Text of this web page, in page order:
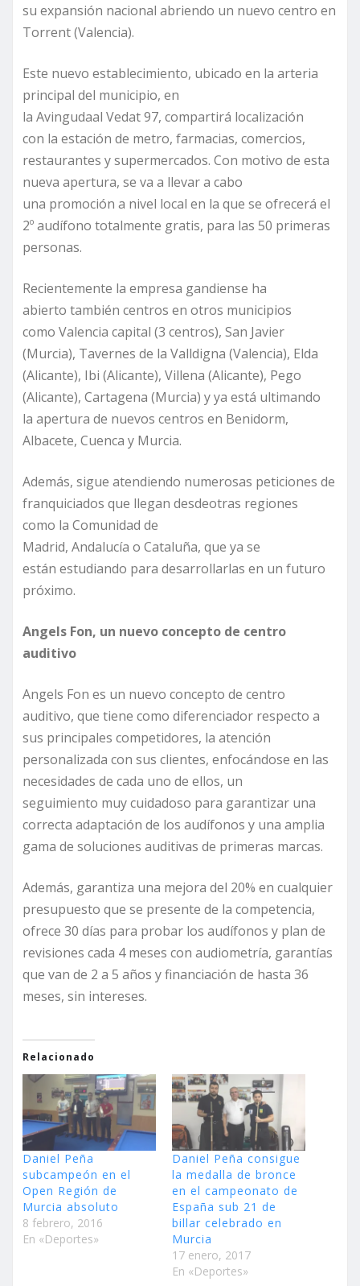
su expansión nacional abriendo un nuevo centro en
Torrent (Valencia).
Este nuevo establecimiento, ubicado en la arteria
principal del municipio, en
la Avingudaal Vedat 97, compartirá localización
con la estación de metro, farmacias, comercios,
restaurantes y supermercados. Con motivo de esta
nueva apertura, se va a llevar a cabo
una promoción a nivel local en la que se ofrecerá el
2º audífono totalmente gratis, para las 50 primeras
personas.
Recientemente la empresa gandiense ha
abierto también centros en otros municipios
como Valencia capital (3 centros), San Javier
(Murcia), Tavernes de la Valldigna (Valencia), Elda
(Alicante), Ibi (Alicante), Villena (Alicante), Pego
(Alicante), Cartagena (Murcia) y ya está ultimando
la apertura de nuevos centros en Benidorm,
Albacete, Cuenca y Murcia.
Además, sigue atendiendo numerosas peticiones de
franquiciados que llegan desdeotras regiones
como la Comunidad de
Madrid, Andalucía o Cataluña, que ya se
están estudiando para desarrollarlas en un futuro
próximo.
Angels Fon, un nuevo concepto de centro
auditivo
Angels Fon es un nuevo concepto de centro
auditivo, que tiene como diferenciador respecto a
sus principales competidores, la atención
personalizada con sus clientes, enfocándose en las
necesidades de cada uno de ellos, un
seguimiento muy cuidadoso para garantizar una
correcta adaptación de los audífonos y una amplia
gama de soluciones auditivas de primeras marcas.
Además, garantiza una mejora del 20% en cualquier
presupuesto que se presente de la competencia,
ofrece 30 días para probar los audífonos y plan de
revisiones cada 4 meses con audiometría, garantías
que van de 2 a 5 años y financiación de hasta 36
meses, sin intereses.
Relacionado
Daniel Peña
subcampeón en el
Open Región de
Murcia absoluto
8 febrero, 2016
En «Deportes»
Daniel Peña consigue
la medalla de bronce
en el campeonato de
España sub 21 de
billar celebrado en
Murcia
17 enero, 2017
En «Deportes»